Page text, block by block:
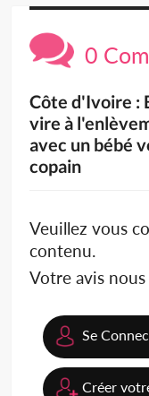
0
Côte d'Ivoire :
vire à
avec un bébé
copain
Veuillez vous
contenu.
Votre avis
Se
Créer